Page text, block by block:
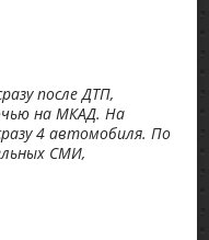
после ДТП,
на МКАД. На
4 автомобиля. По
СМИ,